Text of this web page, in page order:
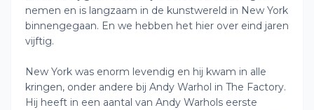
nemen en is langzaam in de kunstwereld in New York
binnengegaan. En we hebben het hier over eind jaren
vijftig.
New York was enorm levendig en hij kwam in alle
kringen, onder andere bij Andy Warhol in The Factory.
Hij heeft in een aantal van Andy Warhols eerste